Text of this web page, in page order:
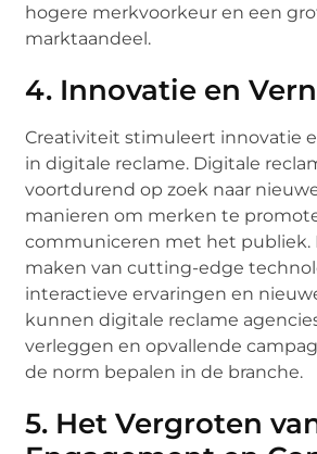
hogere merkvoorkeur en een
marktaandeel.
4. Innovatie en
Creativiteit stimuleert innovatie
in digitale reclame. Digitale
voortdurend op zoek naar
manieren om merken te
communiceren met het publiek.
maken van cutting-edge
interactieve ervaringen en
kunnen digitale reclame
verleggen en opvallende
de norm bepalen in de branche.
5. Het Vergroten